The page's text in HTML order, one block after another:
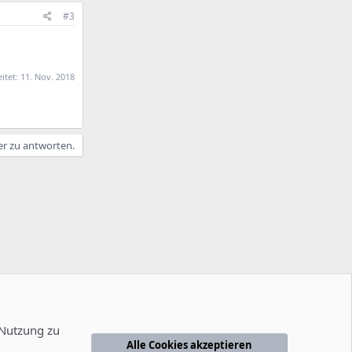
#3
11. Nov. 2018
zu antworten.
zu
Alle Cookies akzeptieren